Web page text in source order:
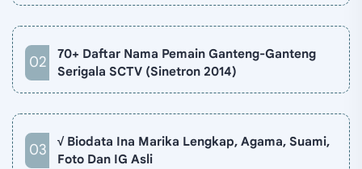
70+ Daftar Nama Pemain Ganteng-Ganteng
Serigala SCTV (Sinetron 2014)
√ Biodata Ina Marika Lengkap, Agama, Suami,
Foto Dan IG Asli